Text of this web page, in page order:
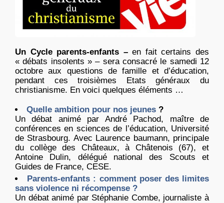
Un Cycle parents-enfants –en fait certains des
« débats insolents » – sera consacré le samedi 12
octobre aux questions de famille et d’éducation,
pendant ces troisièmes Etats généraux du
christianisme. En voici quelques éléments …
Quelle ambition pour nos jeunes ?
Un débat animé par André Pachod, maître de
conférences en sciences de l’éducation, Université
de Strasbourg. Avec Laurence baumann, principale
du collège des Châteaux, à Châtenois (67), et
Antoine Dulin, délégué national des Scouts et
Guides de France, CESE.
Parents-enfants : comment poser des limites
sans violence ni récompense ?
Un débat animé par Stéphanie Combe, journaliste à